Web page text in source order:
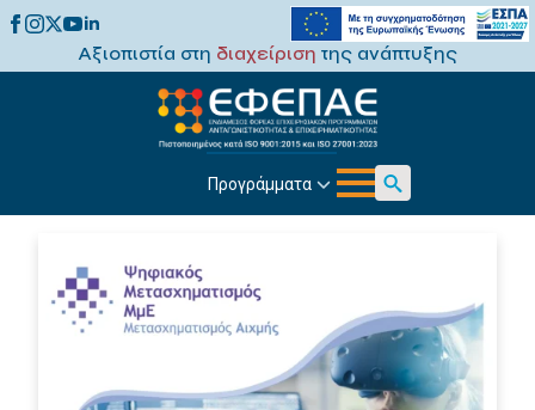
Αξιοπιστία στη διαχείριση της ανάπτυξης
Προγράμματα
Search